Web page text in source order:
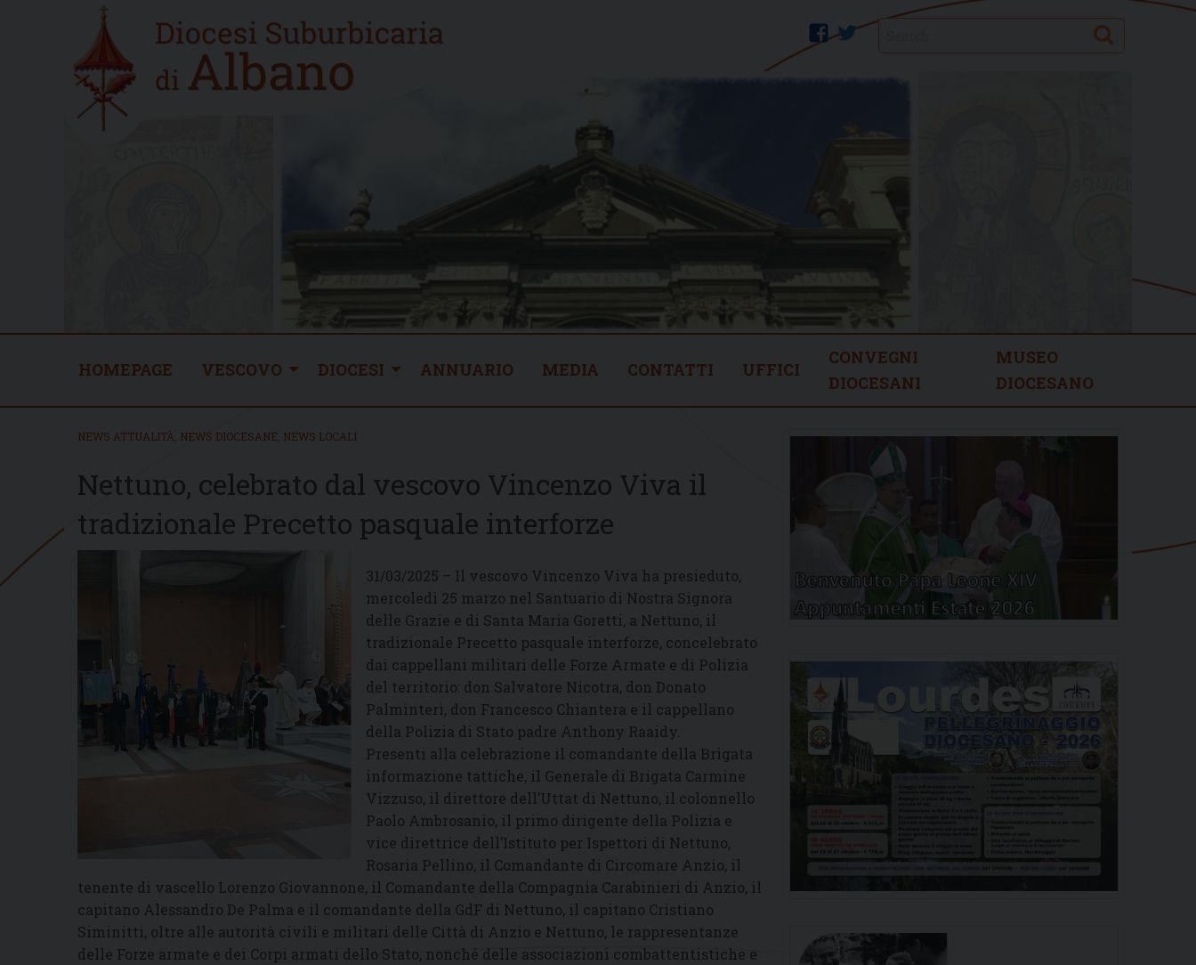
Home
new
twitter
facebook Search
HOMEPAGE VESCOVO DIOCESI ANNUARIO MEDIA CONTATTI UFFICI
CONVEGNI
DIOCESANI
MUSEO
DIOCESANO
NEWS ATTUALITÀ NEWS DIOCESANE NEWS LOCALI
Nettuno, celebrato dal vescovo Vincenzo Viva il
tradizionale Precetto pasquale interforze
31/03/2025 – Il vescovo Vincenzo Viva ha presieduto,
mercoledì 25 marzo nel Santuario di Nostra Signora
delle Grazie e di Santa Maria Goretti, a Nettuno, il
tradizionale Precetto pasquale interforze, concelebrato
dai cappellani militari delle Forze Armate e di Polizia
del territorio: don Salvatore Nicotra, don Donato
Palminteri, don Francesco Chiantera e il cappellano
della Polizia di Stato padre Anthony Raaidy.
Presenti alla celebrazione il comandante della Brigata
informazione tattiche, il Generale di Brigata Carmine
Vizzuso, il direttore dell’Uttat di Nettuno, il colonnello
Paolo Ambrosanio, il primo dirigente della Polizia e
vice direttrice dell’Istituto per Ispettori di Nettuno,
Rosaria Pellino, il Comandante di Circomare Anzio, il
tenente di vascello Lorenzo Giovannone, il Comandante della Compagnia Carabinieri di Anzio, il
capitano Alessandro De Palma e il comandante della GdF di Nettuno, il capitano Cristiano
Siminitti, oltre alle autorità civili e militari delle Città di Anzio e Nettuno, le rappresentanze
delle Forze armate e dei Corpi armati dello Stato, nonché delle associazioni combattentistiche e